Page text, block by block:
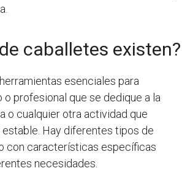
caballetes existen?
esenciales para
o profesional que se dedique a la
o cualquier otra actividad que
Hay diferentes tipos de
con características específicas
necesidades.